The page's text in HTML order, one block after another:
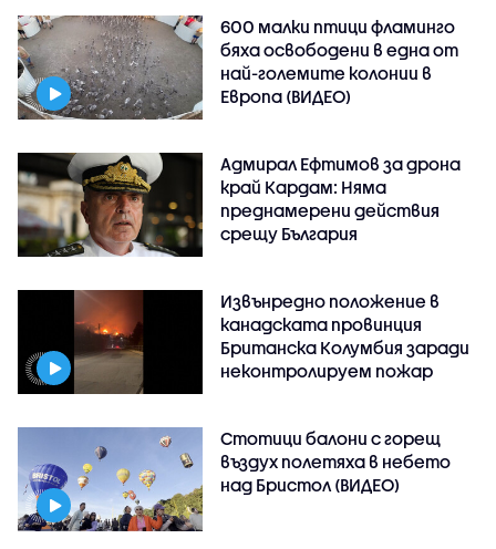
600 малки птици фламинго
бяха освободени в една от
най-големите колонии в
Европа (ВИДЕО)
Адмирал Ефтимов за дрона
край Кардам: Няма
преднамерени действия
срещу България
Извънредно положение в
канадската провинция
Британска Колумбия заради
неконтролируем пожар
Стотици балони с горещ
въздух полетяха в небето
над Бристол (ВИДЕО)